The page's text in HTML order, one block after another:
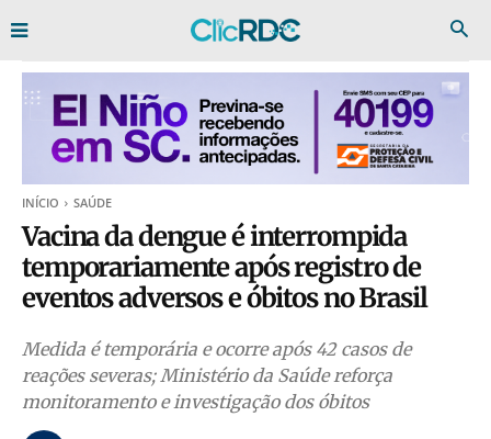
INÍCIO SAÚDE
Vacina da dengue é interrompida
temporariamente após registro de
eventos adversos e óbitos no Brasil
Medida é temporária e ocorre após 42 casos de
reações severas; Ministério da Saúde reforça
monitoramento e investigação dos óbitos